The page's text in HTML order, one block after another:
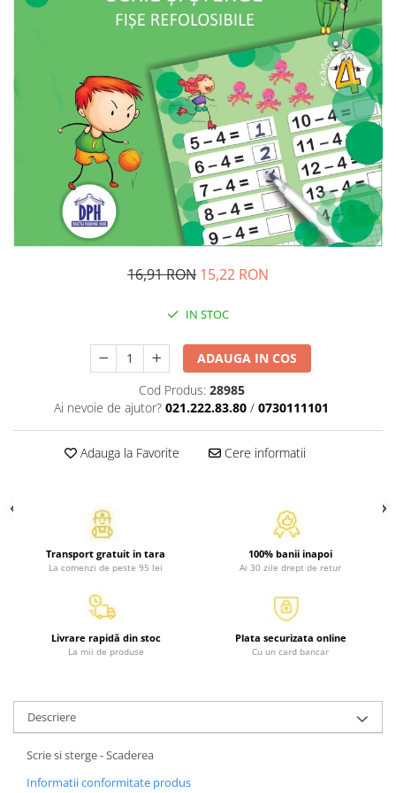
Management si leadership
Vanzari si marketing
Carte scolara
Atlase, dictionare si enciclopedii
Carte prescolara
Carte scolara
Dictionare de limba romana
Ghiduri de conversatie
Invatamant gimnazial
Carti in limba engleza
Activitati si jocuri pentru copii
Benzi desenate
Carti de colorat
Carti pentru copii
Grafice
Literatura si fictiune
Povesti pentru copii
Povesti si povestiri
Dictionare si enciclopedii
Dictionare de limba romana
Enciclopedii
Diete si fitness
16,91 RON 15,22 RON
IN STOC
ADAUGA IN COS
Cod Produs: 28985
Ai nevoie de ajutor? 021.222.83.80 / 0730111101
Adauga la Favorite Cere informatii
Transport gratuit in tara
La comenzi de peste 95 lei
100% banii inapoi
Ai 30 zile drept de retur
Livrare rapidă din stoc
La mii de produse
Plata securizata online
Cu un card bancar
Descriere
Scrie si sterge - Scaderea
Informatii conformitate produs